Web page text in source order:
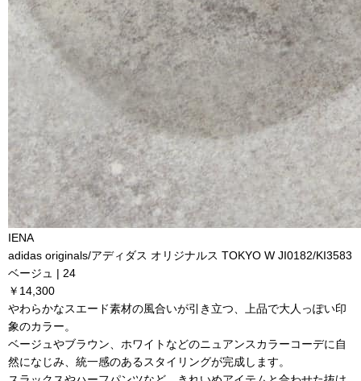
IENA
adidas originals/アディダス オリジナルス TOKYO W JI0182/KI3583
ベージュ | 24
￥14,300
やわらかなスエード素材の風合いが引き立つ、上品で大人っぽい印
象のカラー。
ベージュやブラウン、ホワイトなどのニュアンスカラーコーデに自
然になじみ、統一感のあるスタイリングが完成します。